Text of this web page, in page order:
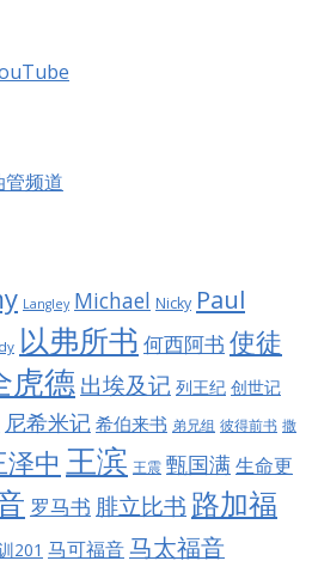
频道
Langley Michael Nicky Paul
以弗所书 何西阿书 使徒
虎德出埃及记 列王纪 创世记
尼希米记 希伯来书 弟兄组 彼得前书 撒
泽中 王滨 王震 甄国满生命更
罗马书 腓立比书 路加福
201 马可福音 马太福音